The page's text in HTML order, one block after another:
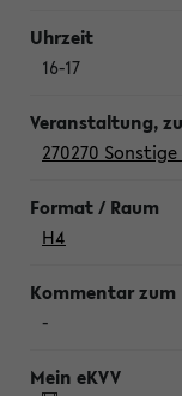
16-17
270270
H4
-